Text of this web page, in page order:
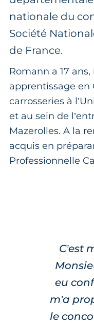
nationale du
Société
de France.
Romann a 17
apprentissage en
carrosseries à
et au sein de
Mazerolles. A la
acquis en
Professionnelle
C’est
eu
m’a
le